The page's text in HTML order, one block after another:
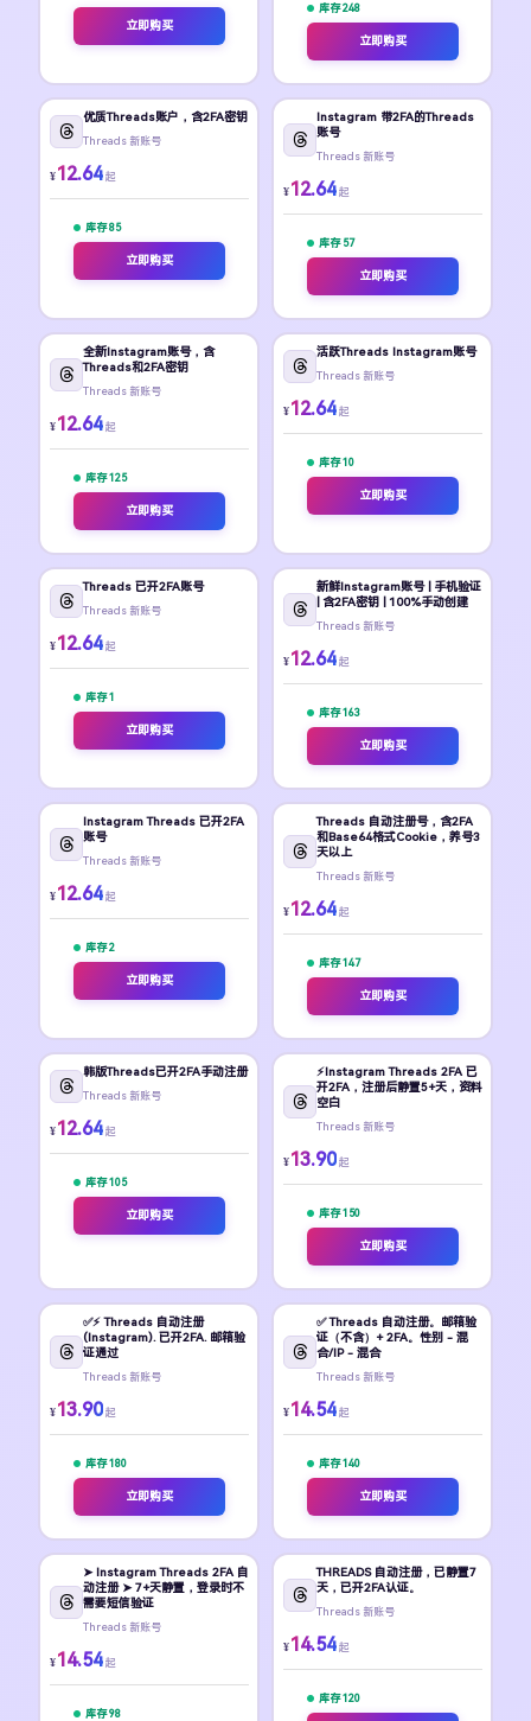
立即购买
库存 248
立即购买
优质Threads账户，含2FA密钥
Threads 新账号
¥12.64 起
库存 85
立即购买
Instagram 带2FA的Threads
账号
Threads 新账号
¥12.64 起
库存 57
立即购买
全新Instagram账号，含
Threads和2FA密钥
Threads 新账号
¥12.64 起
库存 125
立即购买
活跃Threads Instagram账号
Threads 新账号
¥12.64 起
库存 10
立即购买
Threads 已开2FA账号
Threads 新账号
¥12.64 起
库存 1
立即购买
新鲜Instagram账号 | 手机验证
| 含2FA密钥 | 100%手动创建
Threads 新账号
¥12.64 起
库存 163
立即购买
Instagram Threads 已开2FA
账号
Threads 新账号
¥12.64 起
库存 2
立即购买
Threads 自动注册号，含2FA
和Base64格式Cookie，养号3
天以上
Threads 新账号
¥12.64 起
库存 147
立即购买
韩版Threads已开2FA手动注册
Threads 新账号
¥12.64 起
库存 105
立即购买
⚡️Instagram Threads 2FA 已
开2FA，注册后静置5+天，资料
空白
Threads 新账号
¥13.90 起
库存 150
立即购买
✅⚡️ Threads 自动注册
(Instagram). 已开2FA. 邮箱验
证通过
Threads 新账号
¥13.90 起
库存 180
立即购买
✅ Threads 自动注册。邮箱验
证（不含）+ 2FA。性别 - 混
合/IP - 混合
Threads 新账号
¥14.54 起
库存 140
立即购买
➤ Instagram Threads 2FA 自
动注册 ➤ 7+天静置，登录时不
需要短信验证
Threads 新账号
¥14.54 起
库存 98
THREADS 自动注册，已静置7
天，已开2FA认证。
Threads 新账号
¥14.54 起
库存 120